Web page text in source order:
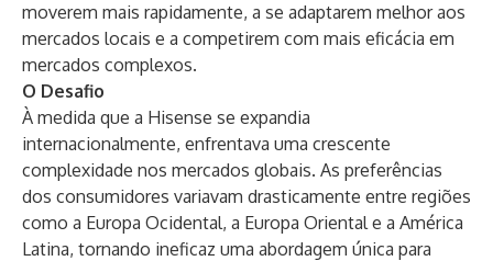
moverem mais rapidamente, a se adaptarem melhor aos
mercados locais e a competirem com mais eficácia em
mercados complexos.
O Desafio
À medida que a Hisense se expandia
internacionalmente, enfrentava uma crescente
complexidade nos mercados globais. As preferências
dos consumidores variavam drasticamente entre regiões
como a Europa Ocidental, a Europa Oriental e a América
Latina, tornando ineficaz uma abordagem única para